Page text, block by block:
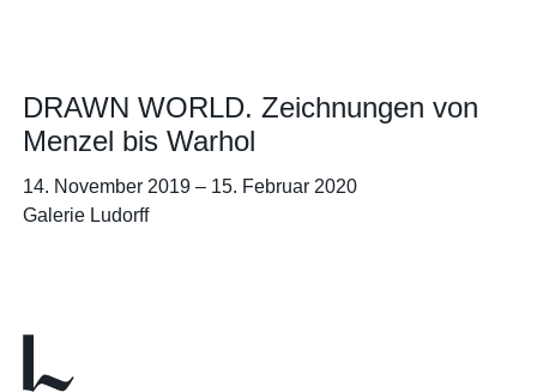
DRAWN WORLD. Zeichnungen von
Menzel bis Warhol
14. November 2019– 15. Februar 2020
Galerie Ludorff